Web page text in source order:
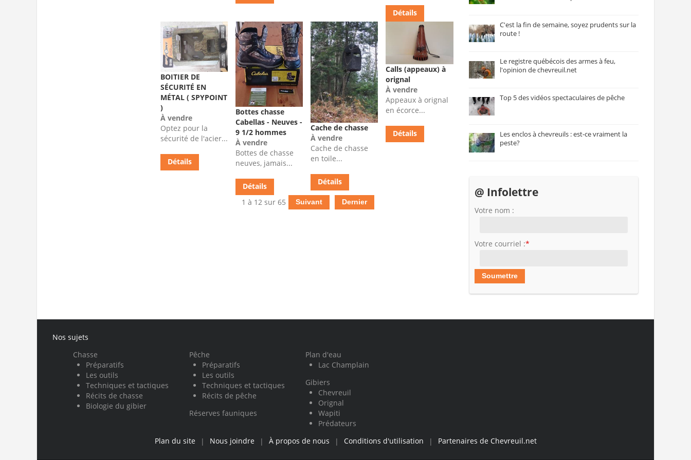
Détails
BOITIER DE
SÉCURITÉ EN
MÉTAL ( SPYPOINT
)
À vendre
Optez pour la
sécurité de l'acier...
Détails
Bottes chasse
Cabellas - Neuves -
9 1/2 hommes
À vendre
Bottes de chasse
neuves, jamais...
Détails
Cache de chasse
À vendre
Cache de chasse
en toile...
Détails
Calls (appeaux) à
orignal
À vendre
Appeaux à orignal
en écorce...
Détails
1 à 12 sur 65 Suivant Dernier
C'est la fin de semaine, soyez prudents sur la
route !
Le registre québécois des armes à feu,
l'opinion de chevreuil.net
Top 5 des vidéos spectaculaires de pêche
Les enclos à chevreuils : est-ce vraiment la
peste?
@ Infolettre
Votre nom :
Votre courriel :*
Nos sujets
Chasse
Préparatifs
Les outils
Techniques et tactiques
Récits de chasse
Biologie du gibier
Pêche
Préparatifs
Les outils
Techniques et tactiques
Récits de pêche
Réserves fauniques
Plan d'eau
Lac Champlain
Gibiers
Chevreuil
Orignal
Wapiti
Prédateurs
Plan du site
| Nous joindre | À propos de nous | Conditions d'utilisation | Partenaires de Chevreuil.net